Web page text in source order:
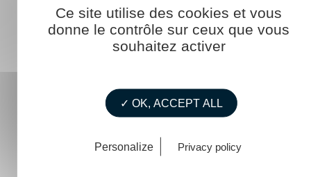
ARTICLES RÉCENTS
La Touline participe à « Brest fête la Marine » : cap
ExploriMer – 03 juillet 2026 – Brest
Assemblée générale de La Touline : un rendez-
vous clé pour faire le bilan de 2025 et dessiner
l’avenir ensemble
Ce site utilise des cookies et vous
donne le contrôle sur ceux que vous
souhaitez activer
✓ OK, ACCEPT ALL
Personalize Privacy policy